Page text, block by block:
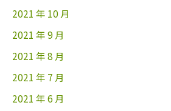
2021 年 10 月
2021 年 9 月
2021 年 8 月
2021 年 7 月
2021 年 6 月